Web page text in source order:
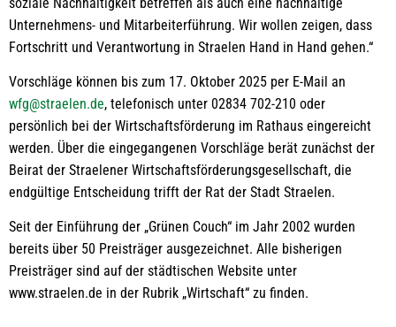
Unternehmens- und Mitarbeiterführung. Wir wollen zeigen, dass
Fortschritt und Verantwortung in Straelen Hand in Hand gehen.“
Vorschläge können bis zum 17. Oktober 2025 per E-Mail an
wfg@straelen.de, telefonisch unter 02834 702-210 oder
persönlich bei der Wirtschaftsförderung im Rathaus eingereicht
werden. Über die eingegangenen Vorschläge berät zunächst der
Beirat der Straelener Wirtschaftsförderungsgesellschaft, die
endgültige Entscheidung trifft der Rat der Stadt Straelen.
Seit der Einführung der „Grünen Couch“ im Jahr 2002 wurden
bereits über 50 Preisträger ausgezeichnet. Alle bisherigen
Preisträger sind auf der städtischen Website unter
www.straelen.de in der Rubrik „Wirtschaft“ zu finden.